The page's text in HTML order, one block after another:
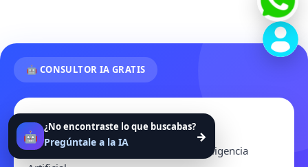
🤖
¿No encontraste lo que buscabas?
Pregúntale a la IA →
🤖 CONSULTOR IA GRATIS
Hola 👋
Soy tu consultor de marketing con Inteligencia